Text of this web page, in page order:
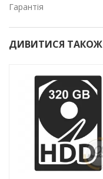
Гарантія
ДИВИТИСЯ ТАКОЖ